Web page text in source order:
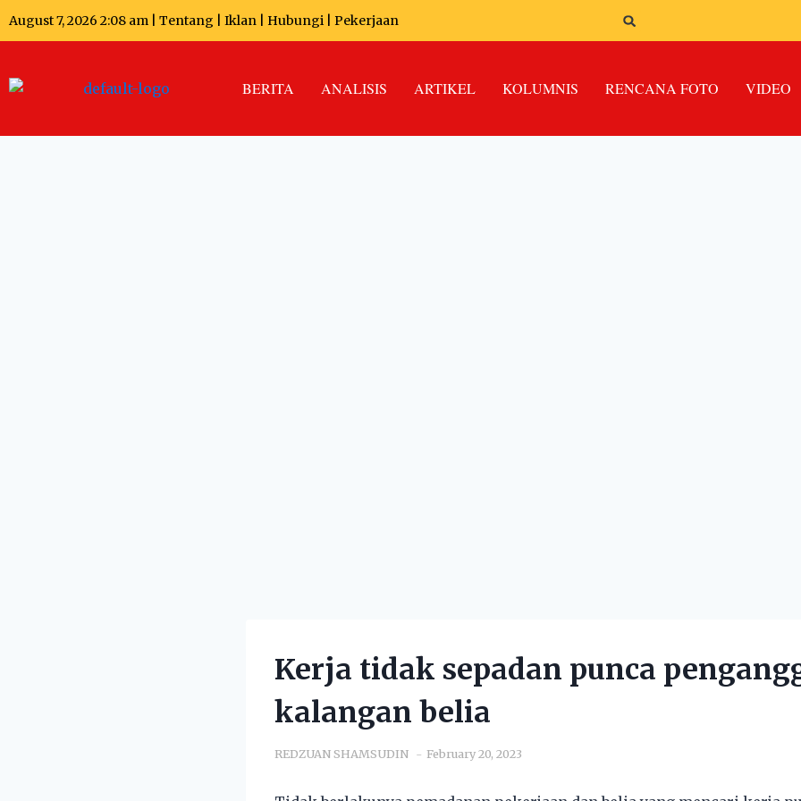
August 7, 2026 2:08 am | Tentang Iklan Hubungi Pekerjaan
BERITA ANALISIS ARTIKEL KOLUMNIS RENCANA FOTO VIDEO
Kerja tidak sepadan punca
kalangan belia
REDZUAN SHAMSUDIN February 20, 2023